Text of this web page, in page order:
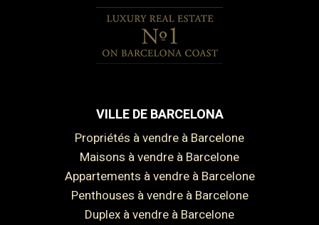
VILLE DE BARCELONA
Propriétés à vendre à Barcelone
Maisons à vendre à Barcelone
Appartements à vendre à Barcelone
Penthouses à vendre à Barcelone
Duplex à vendre à Barcelone